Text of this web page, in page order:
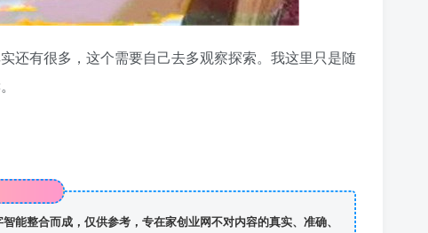
有很多，这个需要自己去多观察探索。我这里只是随
整合而成，仅供参考，专在家创业网不对内容的真实、准确、